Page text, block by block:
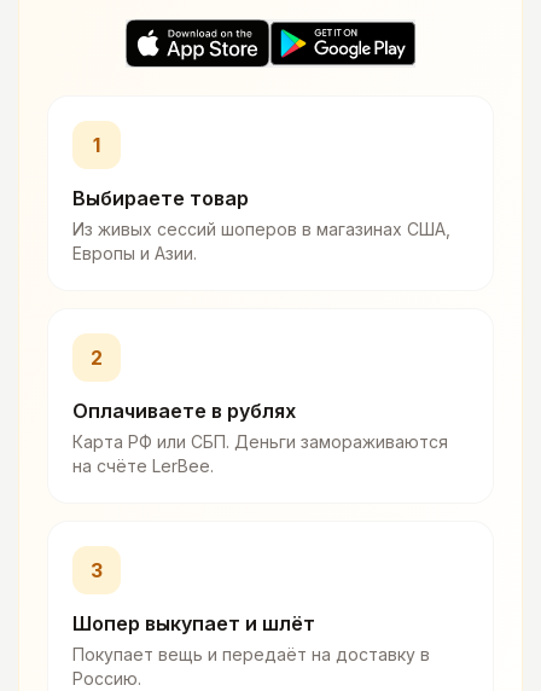
1
Выбираете товар
Из живых сессий шоперов в магазинах США,
Европы и Азии.
2
Оплачиваете в рублях
Карта РФ или СБП. Деньги замораживаются
на счёте LerBee.
3
Шопер выкупает и шлёт
Покупает вещь и передаёт на доставку в
Россию.